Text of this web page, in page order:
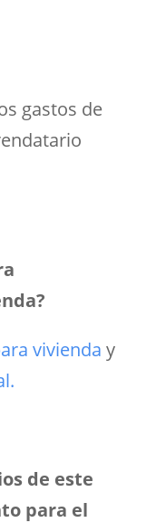
gastos de
vivienda y
de este
para el